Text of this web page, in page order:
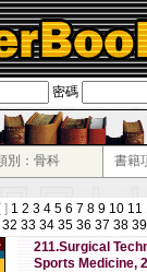
密碼
別：骨科 書籍
] 1 2 3 4 5 6 7 8 9 10 11
32 33 34 35 36 37 38 39
211.Surgical
Sports Medicine,